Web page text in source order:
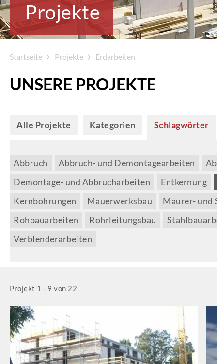
Projekte
Startseite Projekte Erdarbeiten
UNSERE PROJEKTE
Alle Projekte Kategorien Schlagwörter
Abbruch Abbruch- und Demontagearbeiten
Demontage- und Abbrucharbeiten
Entkernung
Kernbohrungen
Mauerwerksbau
Maurer- und
Rohbauarbeiten
Rohrleitungsbau
Verblenderarbeiten
Projekt 1 - 9 von 22